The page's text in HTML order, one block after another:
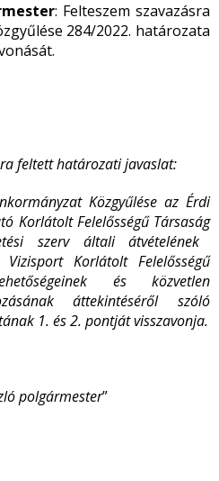
: Felteszem szavazásra
284/2022. határozata
feltett határozati javaslat:
Közgyűlése az Érdi
Korlátolt Felelősségű Társaság
szerv általi átvételének
Korlátolt Felelősségű
és közvetlen
áttekintéséről szóló
1. és 2. pontját visszavonja.
polgármester”